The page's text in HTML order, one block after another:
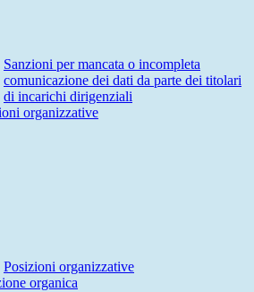
Sanzioni per mancata o incompleta
comunicazione dei dati da parte dei titolari
di incarichi dirigenziali
organizzative
Posizioni organizzative
organica